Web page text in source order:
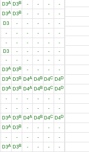
D3A D3B - - - -
D3A D3B - - - -
D3 - - - - -
- - - - - -
- - - - -
-
D3 - - - - -
- - - - - -
D3A D3B - - - -
D3A D3B D4A D4B D4C D4D
D3A D3B D4A D4B D4C D4D
- - - - - -
- - - - - -
D3A D3B D4A D4B D4C D4D
D3A D3B - - - -
- - - - - -
D3A D3B - - - -